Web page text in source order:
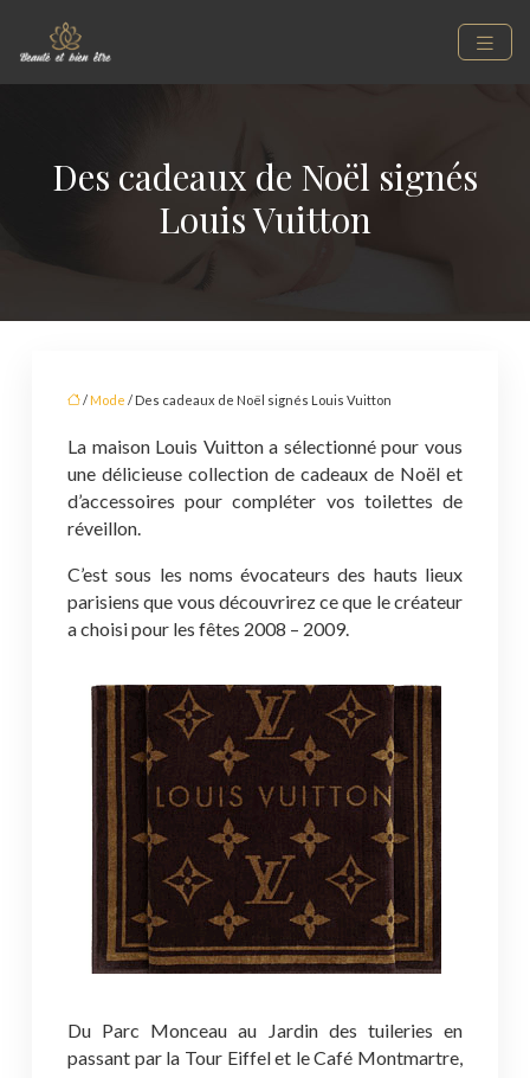
Des cadeaux de Noël signés
Louis Vuitton
/ Mode / Des cadeaux de Noël signés Louis Vuitton
La maison Louis Vuitton a sélectionné pour vous
une délicieuse collection de cadeaux de Noël et
d’accessoires pour compléter vos toilettes de
réveillon.
C’est sous les noms évocateurs des hauts lieux
parisiens que vous découvrirez ce que le créateur
a choisi pour les fêtes 2008 – 2009.
Du Parc Monceau au Jardin des tuileries en
passant par la Tour Eiffel et le Café Montmartre,